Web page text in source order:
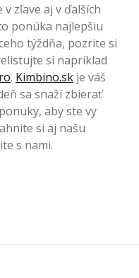
zľave aj v ďalších
ponúka najlepšiu
týždňa, pozrite si
si napríklad
. Kimbino.sk je váš
sa snaží zbierať
aby ste vy
si aj našu
s nami.